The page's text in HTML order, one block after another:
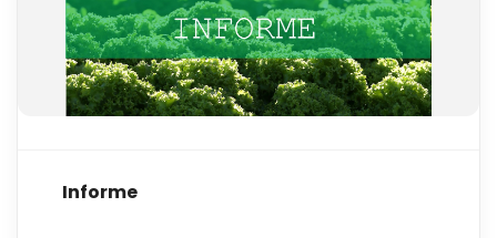
Informe